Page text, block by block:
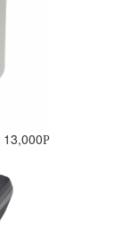
13,000Р